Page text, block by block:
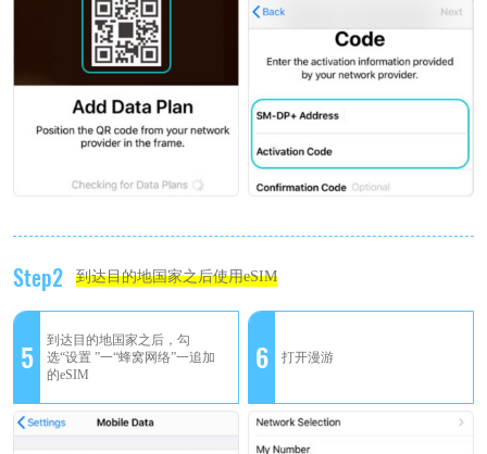
Step2 到达目的地国家之后使用eSIM
5
到达目的地国家之后，勾
选“设置 ”一“蜂窝网络”一追加
的eSIM
6 打开漫游